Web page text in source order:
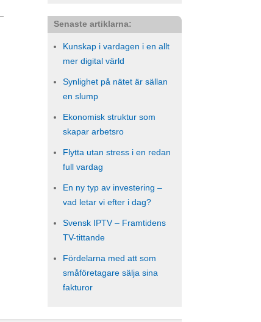
Senaste artiklarna:
Kunskap i vardagen i en allt
mer digital värld
Synlighet på nätet är sällan
en slump
Ekonomisk struktur som
skapar arbetsro
Flytta utan stress i en redan
full vardag
En ny typ av investering –
vad letar vi efter i dag?
Svensk IPTV – Framtidens
TV-tittande
Fördelarna med att som
småföretagare sälja sina
fakturor